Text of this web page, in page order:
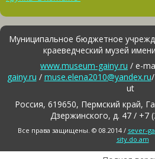
Муниципальное бюджетное
краеведческий музей
www.museum-gainy.ru / e-
gainy.ru / muse.elena2010@yandex.ru
ut
Россия, 619650, Пермский край,
Дзержинского, д. 47 / +7
Все права защищены. © 08.2014 / sever-
sity.do.am